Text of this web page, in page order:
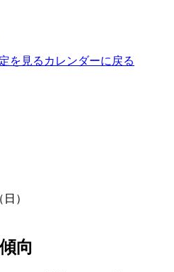
を見る カレンダーに戻る
）
向